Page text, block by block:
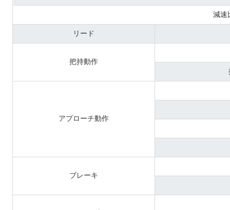
減速
リード
把持動作
アプローチ動作
ブレーキ